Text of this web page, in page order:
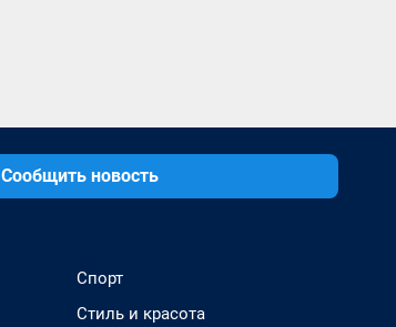
Сообщить новость
Спорт
Стиль и красота